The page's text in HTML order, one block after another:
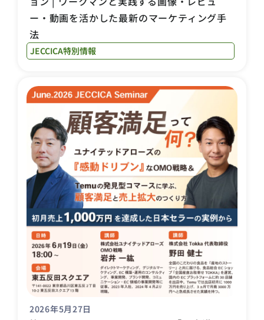
ー・動画を活かした最新のマーケティング手
法
JECCICA特別情報
2026年5月27日